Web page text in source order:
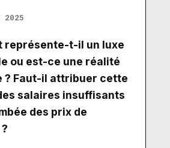
représente-t-il un luxe
ou est-ce une réalité
? Faut-il attribuer cette
salaires insuffisants
des prix de